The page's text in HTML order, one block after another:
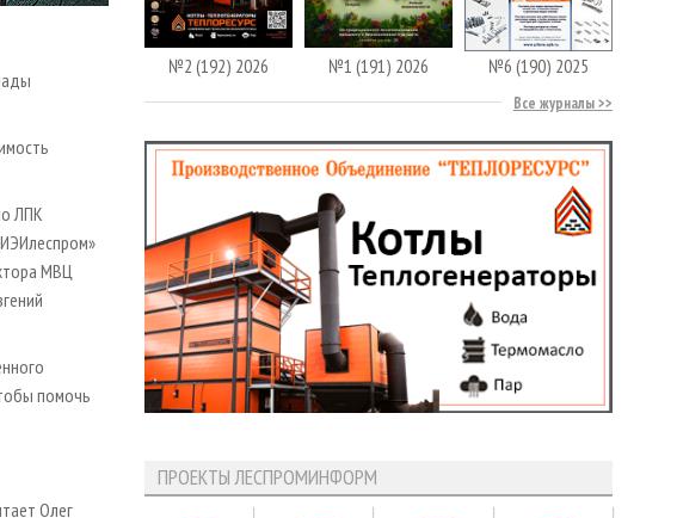
ЛПК
МВЦ
помочь
Олег
№2 (192) 2026 №1 (191) 2026 №6 (190) 2025
Все журналы
ПРОЕКТЫ ЛЕСПРОМИНФОРМ